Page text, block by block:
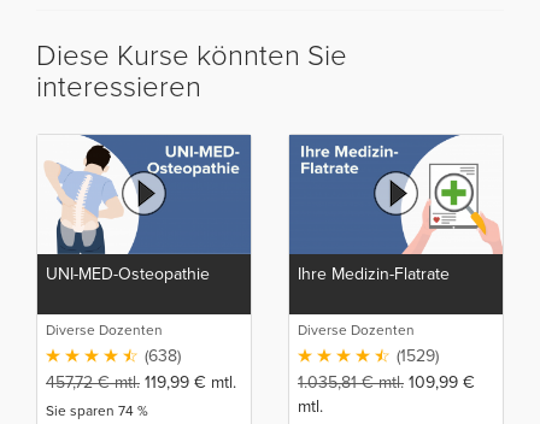
Diese Kurse könnten Sie
interessieren
UNI-MED-Osteopathie
Diverse Dozenten
(638)
457,72€mtl. 119,99 € mtl.
Sie sparen 74 %
Ihre Medizin-Flatrate
Diverse Dozenten
(1529)
1.035,81€mtl. 109,99 €
mtl.